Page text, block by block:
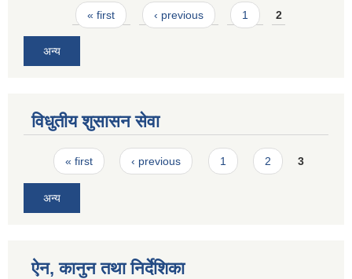
Pages« first ‹ previous 1 2
अन्य
विधुतीय शुसासन सेवा
Pages
« first ‹ previous 1 2 3
अन्य
ऐन, कानुन तथा निर्देशिका